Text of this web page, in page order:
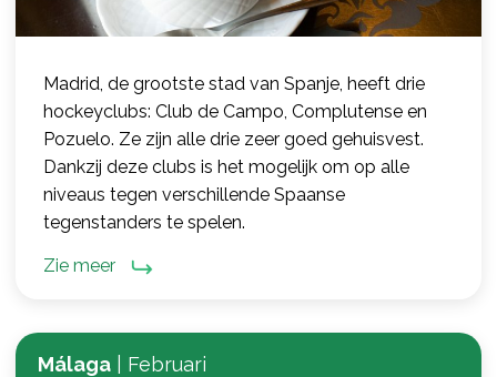
Madrid, de grootste stad van Spanje, heeft drie
hockeyclubs: Club de Campo, Complutense en
Pozuelo. Ze zijn alle drie zeer goed gehuisvest.
Dankzij deze clubs is het mogelijk om op alle
niveaus tegen verschillende Spaanse
tegenstanders te spelen.
Zie meer
Málaga Februari